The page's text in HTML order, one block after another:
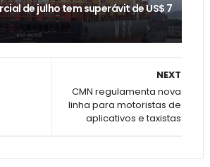
de julho tem superávit de US$ 7
NEXT
CMN regulamenta nova
linha para motoristas de
aplicativos e taxistas